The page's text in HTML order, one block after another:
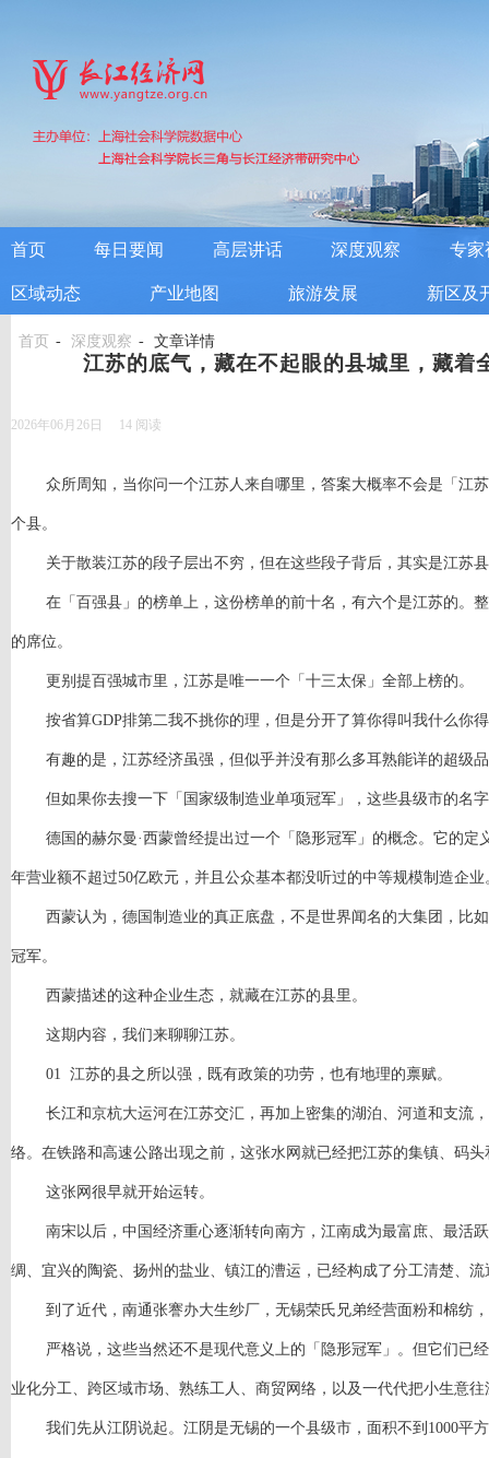
首页 每日要闻 高层讲话 深度观察 专家
区域动态 产业地图 旅游发展 新区及
首页 深度观察 文章详情
江苏的底气，藏在不起眼的县城里，藏着
2026年06月26日 14 阅读
众所周知，当你问一个江苏人来自哪里，答案大概率不会是「江
个县。
关于散装江苏的段子层出不穷，但在这些段子背后，其实是江苏
在「百强县」的榜单上，这份榜单的前十名，有六个是江苏的。
的席位。
更别提百强城市里，江苏是唯一一个「十三太保」全部上榜的。
按省算GDP排第二我不挑你的理，但是分开了算你得叫我什么你
有趣的是，江苏经济虽强，但似乎并没有那么多耳熟能详的超级
但如果你去搜一下「国家级制造业单项冠军」，这些县级市的名
德国的赫尔曼 ·西蒙曾经提出过一个「隐形冠军」的概念。它的定
年营业额不超过50亿欧元，并且公众基本都没听过的中等规模制造企业
西蒙认为，德国制造业的真正底盘，不是世界闻名的大集团，比
冠军。
西蒙描述的这种企业生态，就藏在江苏的县里。
这期内容，我们来聊聊江苏。
01 江苏的县之所以强，既有政策的功劳，也有地理的禀赋。
长江和京杭大运河在江苏交汇，再加上密集的湖泊、河道和支流
络。在铁路和高速公路出现之前，这张水网就已经把江苏的集镇、码
这张网很早就开始运转。
南宋以后，中国经济重心逐渐转向南方，江南成为最富庶、最活
绸、宜兴的陶瓷、扬州的盐业、镇江的漕运，已经构成了分工清楚、
到了近代，南通张謇办大生纱厂，无锡荣氏兄弟经营面粉和棉纺
严格说，这些当然还不是现代意义上的「隐形冠军」。但它们已
业化分工、跨区域市场、熟练工人、商贸网络，以及一代代把小生意
我们先从江阴说起。江阴是无锡的一个县级市，面积不到 1000平